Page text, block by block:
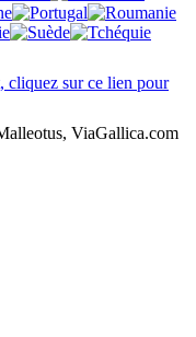
cliquez sur ce lien pour
ViaGallica.com